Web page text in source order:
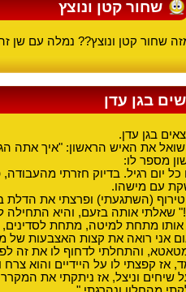
שחור קטן ונוצץ
שחור קטן ונוצץ?? נמלה עם שן
את האיש הראשון: "איך אתה
מספר לו:
כל יום רגיל. בדיוק חזרתי
עם מישהו.
טירוף (השתגעתי) ופרצתי את הדלת
שאלתי אותה בזעם, והיא התחילה
אותו מתחת למיטה, מתחת
אני רואה את קצות האצבעות של
והתחלתי לדחוף לו את זה
אז קפצתי לו על היידיים והוא
שיחים וניצל, אז ניתקתי את